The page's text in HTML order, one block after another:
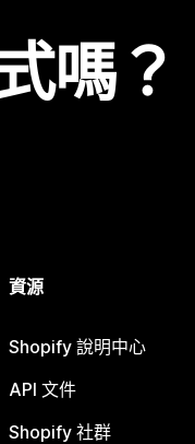
嗎？
資源
Shopify 說明中心
API 文件
Shopify 社群